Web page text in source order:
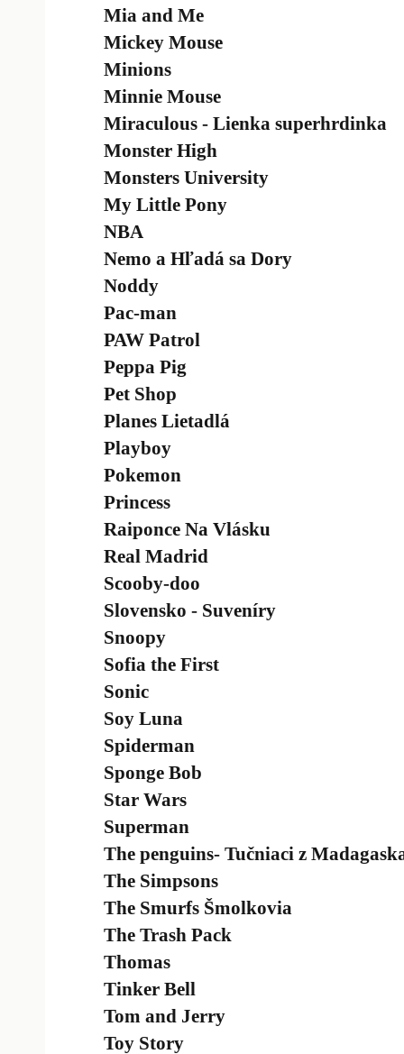
Mia and Me
Mickey Mouse
Minions
Minnie Mouse
Miraculous - Lienka superhrdinka
Monster High
Monsters University
My Little Pony
NBA
Nemo a Hľadá sa Dory
Noddy
Pac-man
PAW Patrol
Peppa Pig
Pet Shop
Planes Lietadlá
Playboy
Pokemon
Princess
Raiponce Na Vlásku
Real Madrid
Scooby-doo
Slovensko - Suveníry
Snoopy
Sofia the First
Sonic
Soy Luna
Spiderman
Sponge Bob
Star Wars
Superman
The penguins- Tučniaci z
The Simpsons
The Smurfs Šmolkovia
The Trash Pack
Thomas
Tinker Bell
Tom and Jerry
Toy Story